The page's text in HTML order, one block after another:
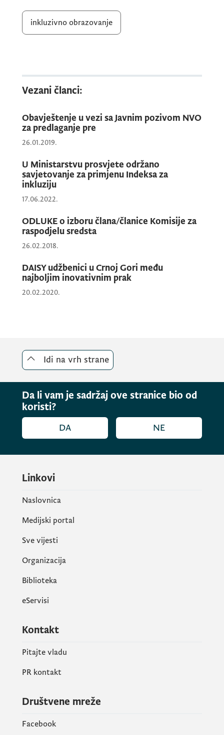
VD Generalnog direktora Direktorata za
obrazovanje i vaspitanje pripadnika
nacionalnih zajednica Dragan Mijušković
istakao je da ovaj program predstavlja važan
iskorak u zajedničkim naporima da svako
uči i razvija se u podržavajućem porodičnom
okruženju.
Rezultati pilotiranja programa u opštinama
Bar, Podgorica, Berane i Bijelo Polje jasno
poboljšanim praksama roditeljstva,
dok djeca pokazuju napredak u emocionalnoj
ulaganje u roditelje znači ulaganje u djecu,
porodicu i društvo – jer podrška roditeljima
inkluzivno obrazovanje svakog djeteta.
inkluzivno obrazovanje
Vezani članci:
Obavještenje u vezi sa Javnim pozivom NVO
za predlaganje pre
26.01.2019.
U Ministarstvu prosvjete održano
savjetovanje za primjenu Indeksa za
inkluziju
17.06.2022.
ODLUKE o izboru člana/članice Komisije za
raspodjelu sredsta
26.02.2018.
DAISY udžbenici u Crnoj Gori među
najboljim inovativnim prak
20.02.2020.
Idi na vrh strane
Da li vam je sadržaj ove stranice bio od
koristi?
DA NE
Linkovi
Naslovnica
Medijski portal
Sve vijesti
Organizacija
Biblioteka
eServisi
Kontakt
Pitajte vladu
PR kontakt
Društvene mreže
Facebook